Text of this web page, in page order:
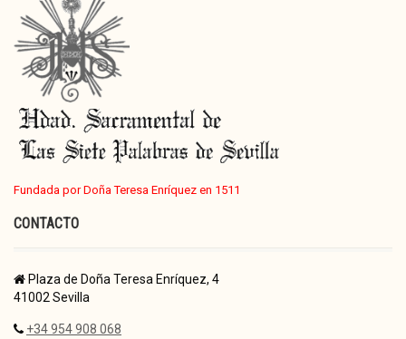
Fundada por Doña Teresa Enríquez en 1511
CONTACTO
Plaza de Doña Teresa Enríquez, 4
41002 Sevilla
+34 954 908 068